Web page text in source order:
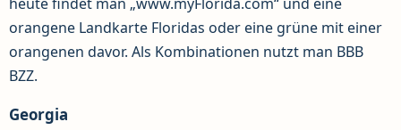
orangene Landkarte Floridas oder eine grüne mit einer
orangenen davor. Als Kombinationen nutzt man BBB
BZZ.
Georgia